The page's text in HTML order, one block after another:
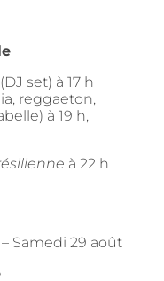
set) à 17 h
reggaeton,
à 19 h,
à 22 h
Samedi 29 août